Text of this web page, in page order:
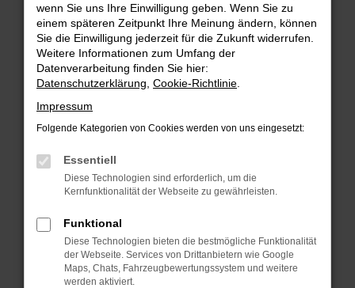
Beim Laden ist ein Fehler aufgetreten.
Hier sind ein paar Tipps, die dir helfen können:
Überprüfe deine Firewall und deine
Internetverbindung.
Laden andere Webseiten, zum Beispiel deine
Suchmaschine?
Prüfe deine Browsererweiterungen.
können das Laden bestimmter Seiten
verhindern. Funktioniert die Seite in einem
Fenster?
Starte dein Gerät neu.
Das kann manchmal helfen, vorübergehende
Probleme zu beheben.
wenn Sie uns Ihre Einwilligung geben. Wenn Sie zu
einem späteren Zeitpunkt Ihre Meinung ändern, können
Sie die Einwilligung jederzeit für die Zukunft widerrufen.
Weitere Informationen zum Umfang der
Datenverarbeitung finden Sie hier:
Datenschutzerklärung Cookie-Richtlinie
Impressum
Folgende Kategorien von Cookies werden von uns eingesetzt:
Essentiell
Diese Technologien sind erforderlich, um die
Kernfunktionalität der Webseite zu gewährleisten.
Funktional
Diese Technologien bieten die bestmögliche Funktionalität
der Webseite. Services von Drittanbietern wie Google
Maps, Chats, Fahrzeugbewertungssystem und weitere
werden aktiviert.